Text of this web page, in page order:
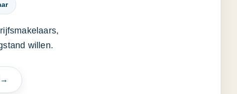
willen.
→